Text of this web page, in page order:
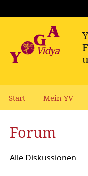
Start Mein YV
Forum
Alle Diskussionen